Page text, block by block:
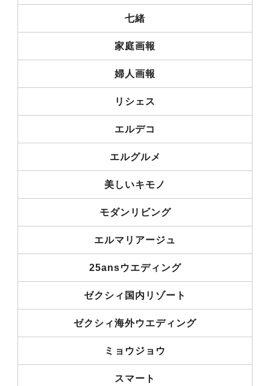
七緒
家庭画報
婦人画報
リシェス
エルデコ
エルグルメ
美しいキモノ
モダンリビング
エルマリアージュ
25ansウエディング
ゼクシィ国内リゾート
ゼクシィ海外ウエディング
ミョウジョウ
スマート